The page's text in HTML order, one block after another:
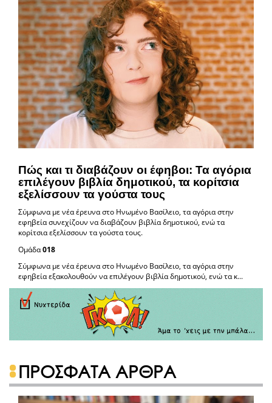
Πώς και τι διαβάζουν οι έφηβοι: Τα αγόρια
επιλέγουν βιβλία δημοτικού, τα κορίτσια
εξελίσσουν τα γούστα τους
Σύμφωνα με νέα έρευνα στο Ηνωμένο Βασίλειο, τα αγόρια στην
εφηβεία συνεχίζουν να διαβάζουν βιβλία δημοτικού, ενώ τα
κορίτσια εξελίσσουν τα γούστα τους.
Ομάδα018
Σύμφωνα με νέα έρευνα στο Ηνωμένο Βασίλειο, τα αγόρια στην
εφηβεία εξακολουθούν να επιλέγουν βιβλία δημοτικού, ενώ τα κ...
ΠΡΟΣΦΑΤΑ ΑΡΘΡΑ